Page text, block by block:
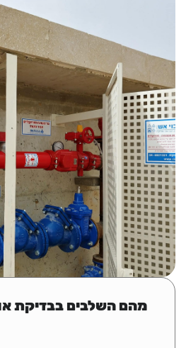
מהם השלבים בבדיקת